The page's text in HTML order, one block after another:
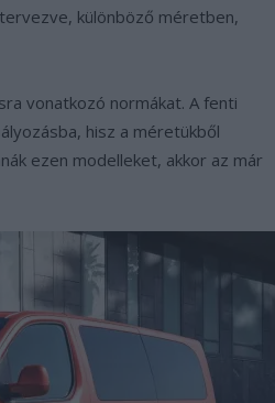
különböző méretben,
vonatkozó normákat. A fenti
hisz a méretükből
ezen modelleket, akkor az már